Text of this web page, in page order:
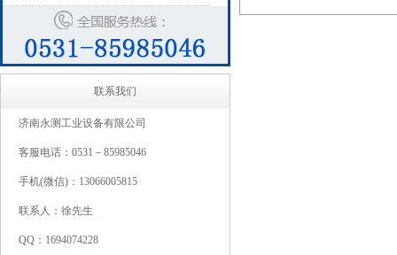
联系我们
济南永测工业设备有限公司
客服电话：0531－85985046
手机(微信)：13066005815
联系人：徐先生
QQ：1694074228